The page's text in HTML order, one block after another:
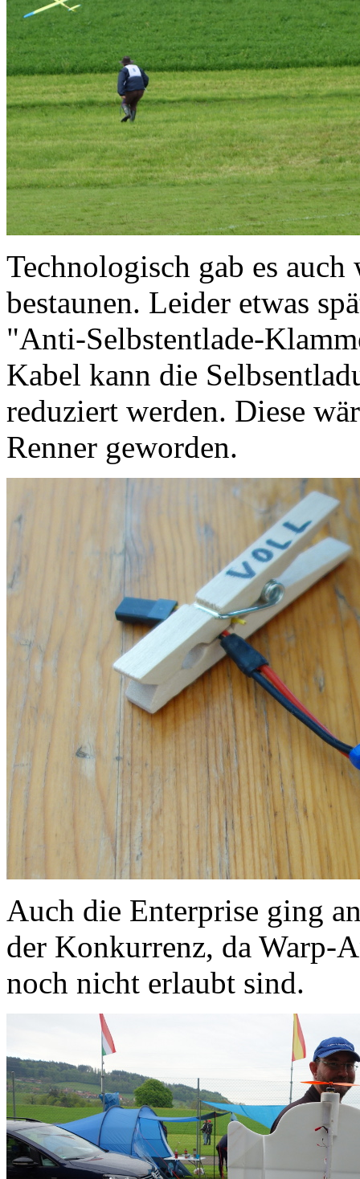
Technologisch gab es
bestaunen. Leider etwas
"Anti-Selbstentlade-
Kabel kann die
reduziert werden. Diese
Renner geworden.
Auch die Enterprise ging
der Konkurrenz, da Warp-
noch nicht erlaubt sind.